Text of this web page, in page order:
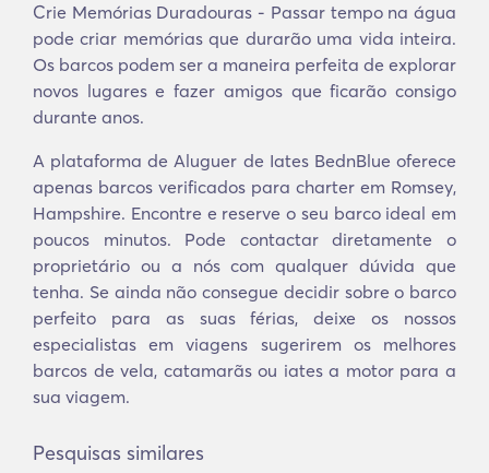
Crie Memórias Duradouras - Passar tempo na água
pode criar memórias que durarão uma vida inteira.
Os barcos podem ser a maneira perfeita de explorar
novos lugares e fazer amigos que ficarão consigo
durante anos.
A plataforma de Aluguer de Iates BednBlue oferece
apenas barcos verificados para charter em Romsey,
Hampshire. Encontre e reserve o seu barco ideal em
poucos minutos. Pode contactar diretamente o
proprietário ou a nós com qualquer dúvida que
tenha. Se ainda não consegue decidir sobre o barco
perfeito para as suas férias, deixe os nossos
especialistas em viagens sugerirem os melhores
barcos de vela, catamarãs ou iates a motor para a
sua viagem.
Pesquisas similares